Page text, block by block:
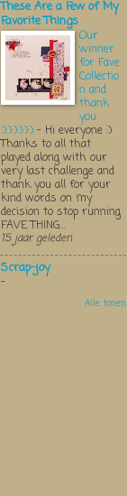
These Are a Few of My
Favorite Things
Our
winner
for Fave
Collectio
n and
thank
you
:):):):):):) - Hi everyone :)
Thanks to all that
played along with our
very last challenge and
thank you all for your
kind words on my
decision to stop running
FAVE THING...
15 jaar geleden
Scrap-joy
-
Alle tonen